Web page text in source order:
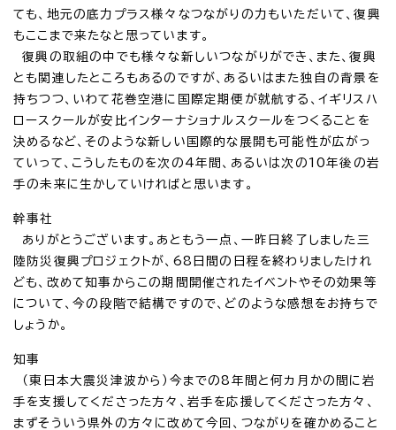
ても、地元の底力プラス様々なつながりの力もいただいて、復興
もここまで来たなと思っています。
復興の取組の中でも様々な新しいつながりができ、また、復興
とも関連したところもあるのですが、あるいはまた独自の背景を
持ちつつ、いわて花巻空港に国際定期便が就航する、イギリスハ
ロースクールが安比インターナショナルスクールをつくることを
決めるなど、そのような新しい国際的な展開も可能性が広がっ
ていって、こうしたものを次の4年間、あるいは次の10年後の岩
手の未来に生かしていければと思います。
幹事社
ありがとうございます。あともう一点、一昨日終了しました三
陸防災復興プロジェクトが、68日間の日程を終わりましたけれ
ども、改めて知事からこの期間開催されたイベントやその効果等
について、今の段階で結構ですので、どのような感想をお持ちで
しょうか。
知事
（東日本大震災津波から）今までの8年間と何カ月かの間に岩
手を支援してくださった方々、岩手を応援してくださった方々、
まずそういう県外の方々に改めて今回、つながりを確かめること